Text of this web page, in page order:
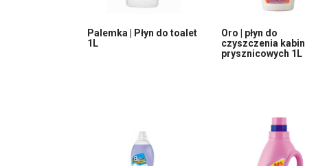
Palemka | Płyn do toalet
1L
Oro | płyn do
czyszczenia kabin
prysznicowych 1L